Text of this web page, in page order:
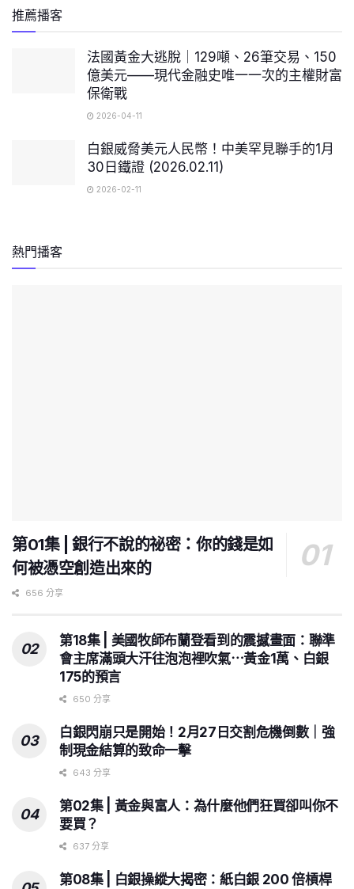
推薦播客
法國黃金大逃脫｜129噸、26筆交易、150
億美元——現代金融史唯一一次的主權財富
保衛戰
2026-04-11
白銀威脅美元人民幣！中美罕見聯手的1月
30日鐵證 (2026.02.11)
2026-02-11
熱門播客
第01集 | 銀行不說的祕密：你的錢是如
何被憑空創造出來的
656 分享
第18集 | 美國牧師布蘭登看到的震撼畫面：聯準
會主席滿頭大汗往泡泡裡吹氣⋯黃金1萬、白銀
175的預言
650 分享
白銀閃崩只是開始！2月27日交割危機倒數｜強
制現金結算的致命一擊
643 分享
第02集 | 黃金與富人：為什麼他們狂買卻叫你不
要買？
637 分享
第08集 | 白銀操縱大揭密：紙白銀 200 倍槓桿